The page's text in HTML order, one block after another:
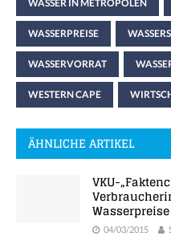
WASSER IN METROPOLEN
WASSERPREISE
WASSERVORRAT
WESTERN CAPE
ÄHNLICHE ARTIKEL
VKU-
Wasserpreise
04/03/2015